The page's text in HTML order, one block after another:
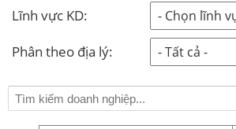
Lĩnh vực KD:
Phân theo địa lý: